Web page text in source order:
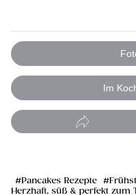
Im
Pancakes Rezepte
Herzhaft, süß & perfekt zum